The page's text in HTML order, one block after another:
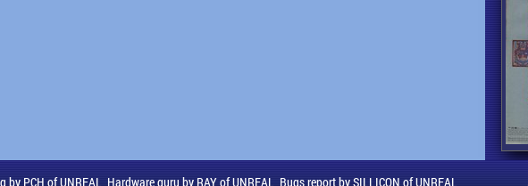
PCH of UNREAL, Hardware guru by RAY of UNREAL, Bugs report by SILLICON of UNREAL